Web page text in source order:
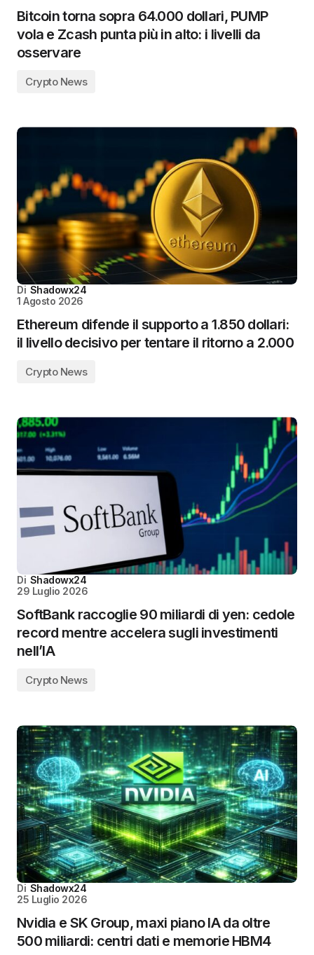
Bitcoin torna sopra 64.000 dollari, PUMP
vola e Zcash punta più in alto: i livelli da
osservare
Crypto News
Di Shadowx24
1 Agosto 2026
Ethereum difende il supporto a 1.850 dollari:
il livello decisivo per tentare il ritorno a 2.000
Crypto News
Di Shadowx24
29 Luglio 2026
SoftBank raccoglie 90 miliardi di yen: cedole
record mentre accelera sugli investimenti
nell’IA
Crypto News
Di Shadowx24
25 Luglio 2026
Nvidia e SK Group, maxi piano IA da oltre
500 miliardi: centri dati e memorie HBM4